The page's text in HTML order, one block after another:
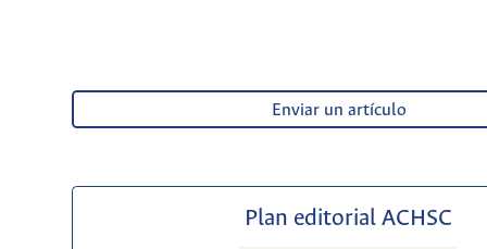
Enviar un artículo
Plan editorial ACHSC